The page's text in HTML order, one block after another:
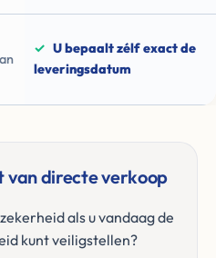
✓ U bepaalt zélf exact de
leveringsdatum
van directe verkoop
als u vandaag de
kunt veiligstellen?